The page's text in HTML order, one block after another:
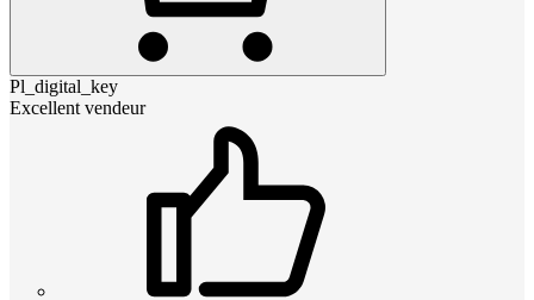
Pl_digital_key
Excellent vendeur